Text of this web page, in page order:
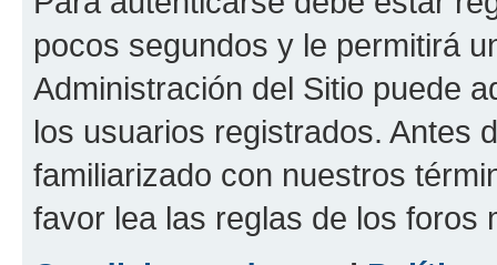
pocos segundos y le permitirá
Administración del Sitio puede
los usuarios registrados. Antes
familiarizado con nuestros
favor lea las reglas de los foros